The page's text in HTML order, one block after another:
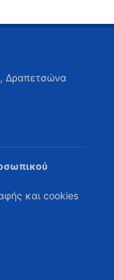
Δραπετσώνα
και cookies